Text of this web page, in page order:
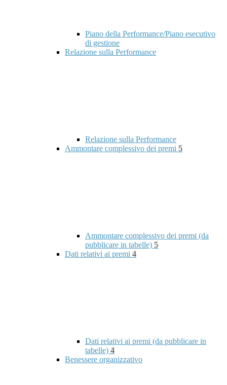
Piano della Performance/Piano esecutivo
di gestione
Relazione sulla Performance
Relazione sulla Performance
Ammontare complessivo dei premi 5
Ammontare complessivo dei premi (da
pubblicare in tabelle) 5
Dati relativi ai premi 4
Dati relativi ai premi (da pubblicare in
tabelle) 4
Benessere organizzativo